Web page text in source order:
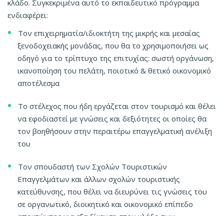
κλάδο. Συγκεκριμένα αυτό το εκπαιδευτικό πρόγραμμα
ενδιαφέρει:
Τον επιχειρηματία/ιδιοκτήτη της μικρής και μεσαίας
ξενοδοχειακής μονάδας, που θα το χρησιμοποιήσει ως
οδηγό για το τρίπτυχο της επιτυχίας: σωστή οργάνωση,
ικανοποίηση του πελάτη, ποιοτικό & θετικό οικονομικό
αποτέλεσμα
Το στέλεχος που ήδη εργάζεται στον τουρισμό και θέλει
να εφοδιαστεί με γνώσεις και δεξιότητες οι οποίες θα
τον βοηθήσουν στην περαιτέρω επαγγελματική ανέλιξη
του
Τον σπουδαστή των Σχολών Τουριστικών
Επαγγελμάτων και άλλων σχολών τουριστικής
κατεύθυνσης, που θέλει να διευρύνει τις γνώσεις του
σε οργανωτικό, διοικητικό και οικονομικό επίπεδο